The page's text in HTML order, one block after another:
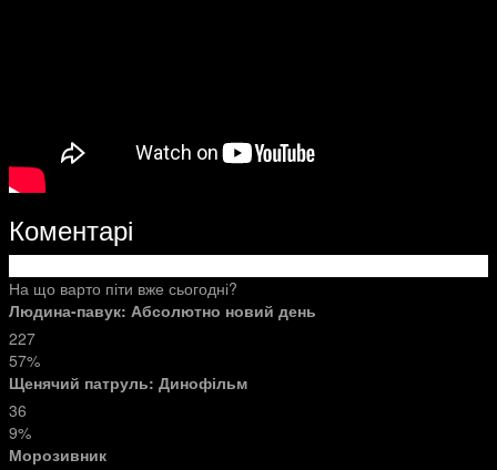
Коментарі
На що варто піти вже сьогодні?
Людина-павук: Абсолютно новий день
227
57%
Щенячий патруль: Динофільм
36
9%
Морозивник